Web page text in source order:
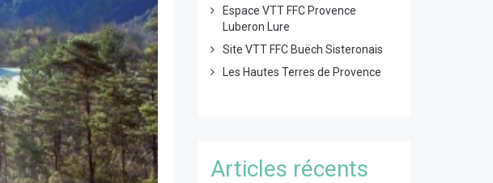
Espace VTT FFC Provence
Luberon Lure
Site VTT FFC Buëch Sisteronais
Les Hautes Terres de Provence
Articles récents